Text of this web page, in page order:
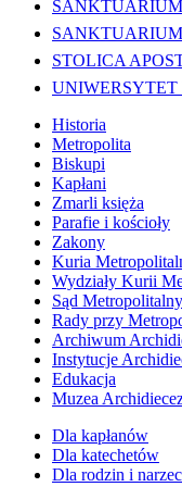
STOLICA
Historia
Metropolita
Biskupi
Kapłani
Zmarli księża
Parafie i kościoły
Zakony
Kuria
Wydziały Kurii
Sąd Metropolitalny
Rady przy
Archiwum
Instytucje
Edukacja
Muzea
Dla kapłanów
Dla katechetów
Dla rodzin i